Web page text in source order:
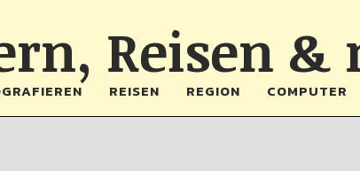
Reisen &
REISEN REGION COMPUTER